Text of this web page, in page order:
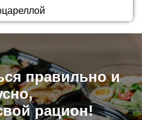
правильно и
рацион!